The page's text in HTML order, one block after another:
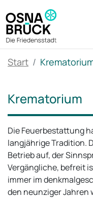
Zum Hauptinhalt
Start
Krematorium
Die Feuerbestattung
langjährige Tradition.
Betrieb auf, der
Vergängliche, befreit
immer im
den neunziger Jahren